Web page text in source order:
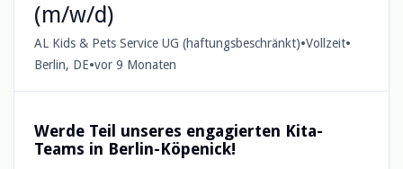
(m/w/d)
AL Kids & Pets Service UG (haftungsbeschränkt)•Vollzeit•
Berlin, DE•vor 9 Monaten
Werde Teil unseres engagierten Kita-
Teams in Berlin-Köpenick!